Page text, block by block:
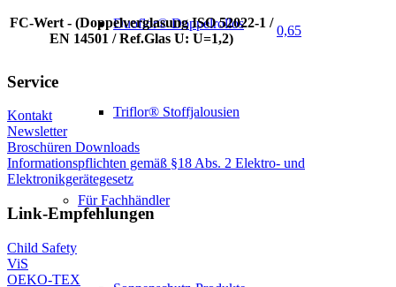
Duoflor® Doppelrollos
Triflor® Stoffjalousien
Für Fachhändler
FC-Wert - (Doppelverglasung ISO 52022-1 /
EN 14501 / Ref.Glas U: U=1,2)
0,65
Service
Kontakt
Newsletter
Broschüren Downloads
Informationspflichten gemäß §18 Abs. 2 Elektro- und
Elektronikgerätegesetz
Link-Empfehlungen
Child Safety
ViS
OEKO-TEX